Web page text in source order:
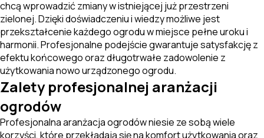
chcą wprowadzić zmiany w istniejącej już przestrzeni
zielonej. Dzięki doświadczeniu i wiedzy możliwe jest
przekształcenie każdego ogrodu w miejsce pełne uroku i
harmonii. Profesjonalne podejście gwarantuje satysfakcję z
efektu końcowego oraz długotrwałe zadowolenie z
użytkowania nowo urządzonego ogrodu.
Zalety profesjonalnej aranżacji
ogrodów
Profesjonalna aranżacja ogrodów niesie ze sobą wiele
korzyści, które przekładają się na komfort użytkowania oraz